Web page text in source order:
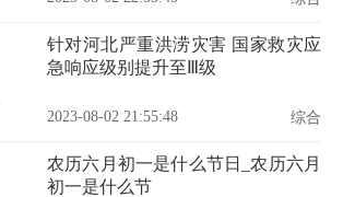
针对河北严重洪涝灾害 国家救灾应
急响应级别提升至Ⅲ级
2023-08-02 21:55:48 综合
农历六月初一是什么节日_农历六月
初一是什么节